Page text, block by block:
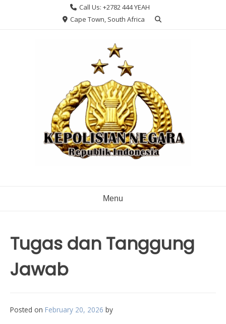
Call Us: +2782 444 YEAH
Cape Town, South Africa
Menu
Tugas dan Tanggung
Jawab
Posted on February 20, 2026 by